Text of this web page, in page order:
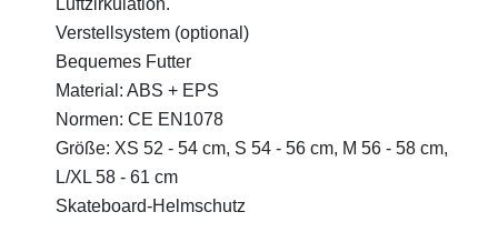
Luftzirkulation.
Verstellsystem (optional)
Bequemes Futter
Material: ABS + EPS
Normen: CE EN1078
Größe: XS 52 - 54 cm, S 54 - 56 cm, M 56 - 58 cm,
L/XL 58 - 61 cm
Skateboard-Helmschutz